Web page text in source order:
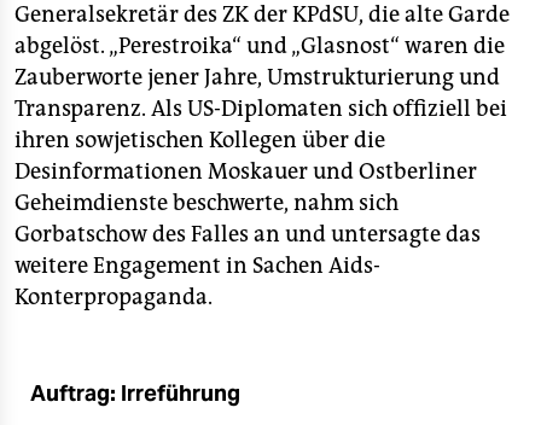
Generalsekretär des ZK der KPdSU, die alte Garde
abgelöst. „Perestroika“ und „Glasnost“ waren die
Zauberworte jener Jahre, Umstrukturierung und
Transparenz. Als US-Diplomaten sich offiziell bei
ihren sowjetischen Kollegen über die
Desinformationen Moskauer und Ostberliner
Geheimdienste beschwerte, nahm sich
Gorbatschow des Falles an und untersagte das
weitere Engagement in Sachen Aids-
Konterpropaganda.
Auftrag: Irreführung